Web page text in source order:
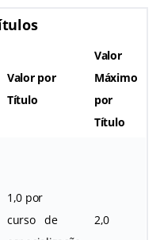
Valor por
Título
Valor
Máximo
por
Título
1,0 por
curso de
2,0